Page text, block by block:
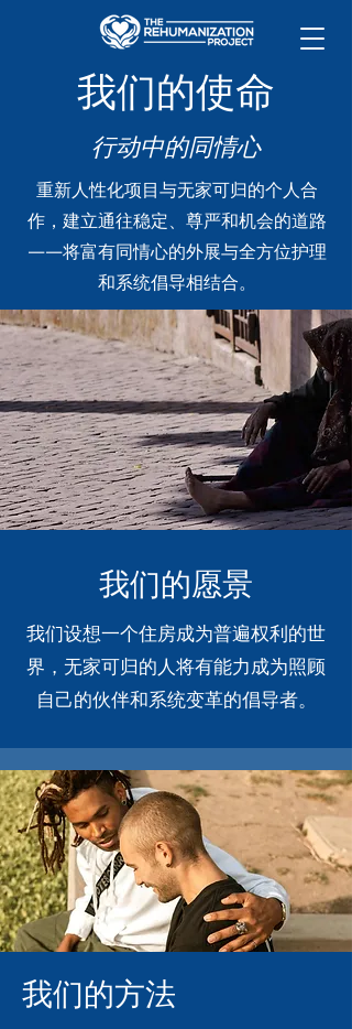
我们的使命
行动中的同情心
重新人性化项目与无家可归的个人合
作，建立通往稳定、尊严和机会的道路
——将富有同情心的外展与全方位护理
和系统倡导相结合。
我们的愿景
我们设想一个住房成为普遍权利的世
界，无家可归的人将有能力成为照顾
自己的伙伴和系统变革的倡导者。
我们的方法